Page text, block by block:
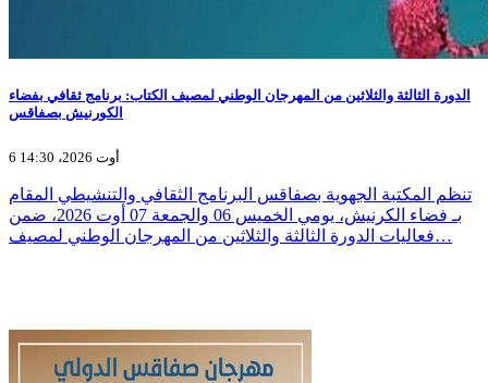
الدورة الثالثة والثلاثين من المهرجان الوطني لمصيف الكتاب: برنامج ثقافي بفضاء
الكورنيش بصفاقس
6 أوت 2026، 14:30
تنظم المكتبة الجهوية بصفاقس البرنامج الثقافي والتنشيطي المقام
بـ فضاء الكرنيش، يومي الخميس 06 والجمعة 07 أوت 2026، ضمن
فعاليات الدورة الثالثة والثلاثين من المهرجان الوطني لمصيف…